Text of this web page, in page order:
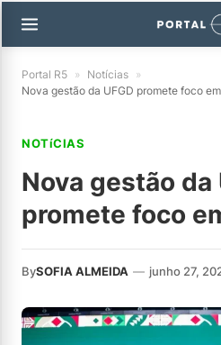
Portal R5 » Notícias »
Nova gestão da UFGD promete foco
NOTíCIAS
Nova gestão da
promete foco
BySOFIA ALMEIDA — junho 27,